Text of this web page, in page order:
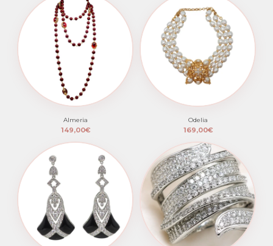
Almeria
149,00€
Odelia
169,00€